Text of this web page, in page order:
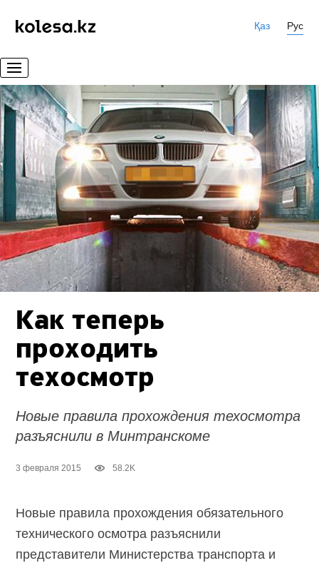
Қаз Рус
Как теперь
проходить
техосмотр
Новые правила прохождения техосмотра
разъяснили в Минтранскоме
3 февраля 2015 58.2K
Новые правила прохождения обязательного
технического осмотра разъяснили
представители Министерства транспорта и